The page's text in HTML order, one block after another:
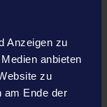
Anzeigen zu
anbieten
zu
am Ende der